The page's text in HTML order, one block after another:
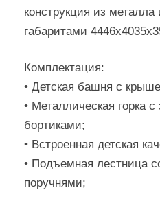
конструкция из металла
габаритами
Комплектация:
• Детская башня с
• Металлическая горка
бортиками;
• Встроенная детская
• Подъемная лестница
поручнями;